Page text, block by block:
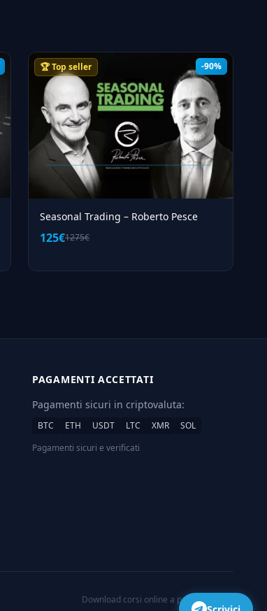
-90%
🏆 Top seller
Seasonal Trading – Roberto Pesce
125€1275€
PAGAMENTI ACCETTATI
Pagamenti sicuri in criptovaluta:
BTC ETH USDT LTC XMR
SOL
Pagamenti sicuri e verificati
Download corsi online a prezzi scontati